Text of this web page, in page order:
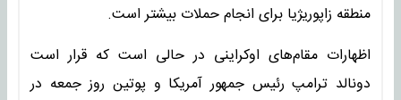
منطقه زاپوریژیا برای انجام حملات بیشتر است.
اظهارات مقام‌های اوکراینی در حالی است که قرار است
دونالد ترامپ رئیس جمهور آمریکا و پوتین روز جمعه در